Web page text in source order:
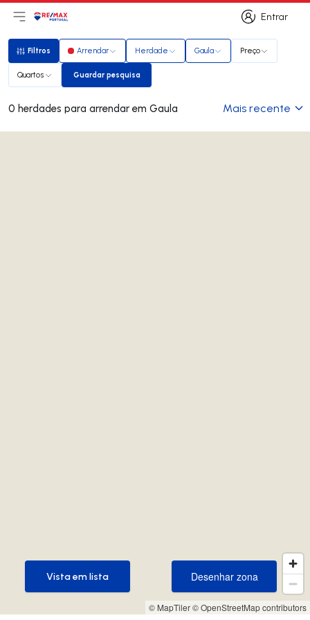
Entrar
Entrar
Abri menu principal
LogoIr para página inicial
Filtros
Filtros Arrendar Herdade Gaula Preço
Quartos Guardar pesquisa
Guardar pesquisa
0 herdades para arrendar em Gaula Mais recente
© MapTiler© OpenStreetMap contributors
Desenhar zona
Desenhar zona
Vista em lista
Vista em lista